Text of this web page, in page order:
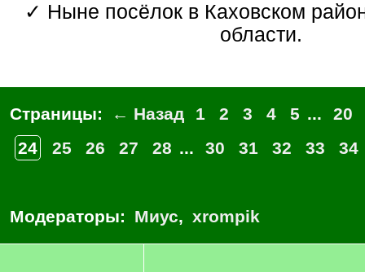
✓ Ныне посёлок в Каховском районе Херсонской
области.
Страницы: ← Назад 1 2 3 4 5 ...
20
24
25 26 27 28 ... 30 31 32 33 34
Модераторы: Миус, xrompik